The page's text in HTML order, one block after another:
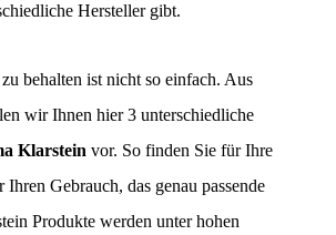
Hersteller gibt.
behalten ist nicht so einfach. Aus
wir Ihnen hier 3 unterschiedliche
Klarstein vor. So finden Sie für Ihre
Gebrauch, das genau passende
Produkte werden unter hohen